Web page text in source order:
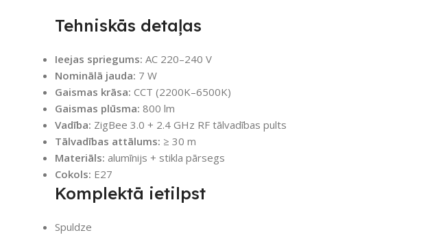
Tehniskās detaļas
Ieejas spriegums: AC 220–240 V
Nominālā jauda: 7 W
Gaismas krāsa: CCT (2200K–6500K)
Gaismas plūsma: 800 lm
Vadība: ZigBee 3.0 + 2.4 GHz RF tālvadības pults
Tālvadības attālums: ≥ 30 m
Materiāls: alumīnijs + stikla pārsegs
Cokols: E27
Komplektā ietilpst
Spuldze